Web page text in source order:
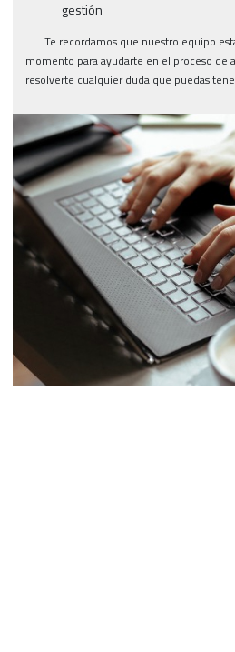
gestión
Te recordamos que nuestro equipo
momento para ayudarte en el proceso de
resolverte cualquier duda que puedas